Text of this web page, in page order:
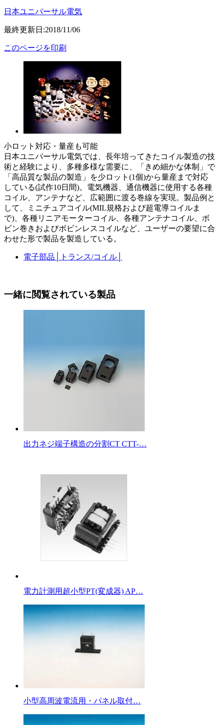
日本ユニバーサル電気
最終更新日:2018/11/06
このページを印刷
小ロット対応・量産も可能
日本ユニバーサル電気では、長年培ってきたコイル製造の技
術と経験により、多種多様な需要に、「きめ細かな体制」で
「高品質な製品の製造」を少ロット(1個)から量産まで対応
している(試作10日間)。電気機器、通信機器に使用する各種
コイル、アンテナなど、広範囲に渡る巻線を実現。製品例と
して、ミニチュアコイル(MIL規格および超電導コイルま
で)、各種リニアモーターコイル、各種アンテナコイル、ボ
ビン巻きおよびボビンレスコイルなど、ユーザーの要望に合
わせた形で製品を製造している。
電子部品 トランス/コイル
一緒に閲覧されている製品
出力ネジ端子構造の分割CT CTT-…
電力計測用超小型PT(変成器) AP…
小型高周波電流用・パネル取付…